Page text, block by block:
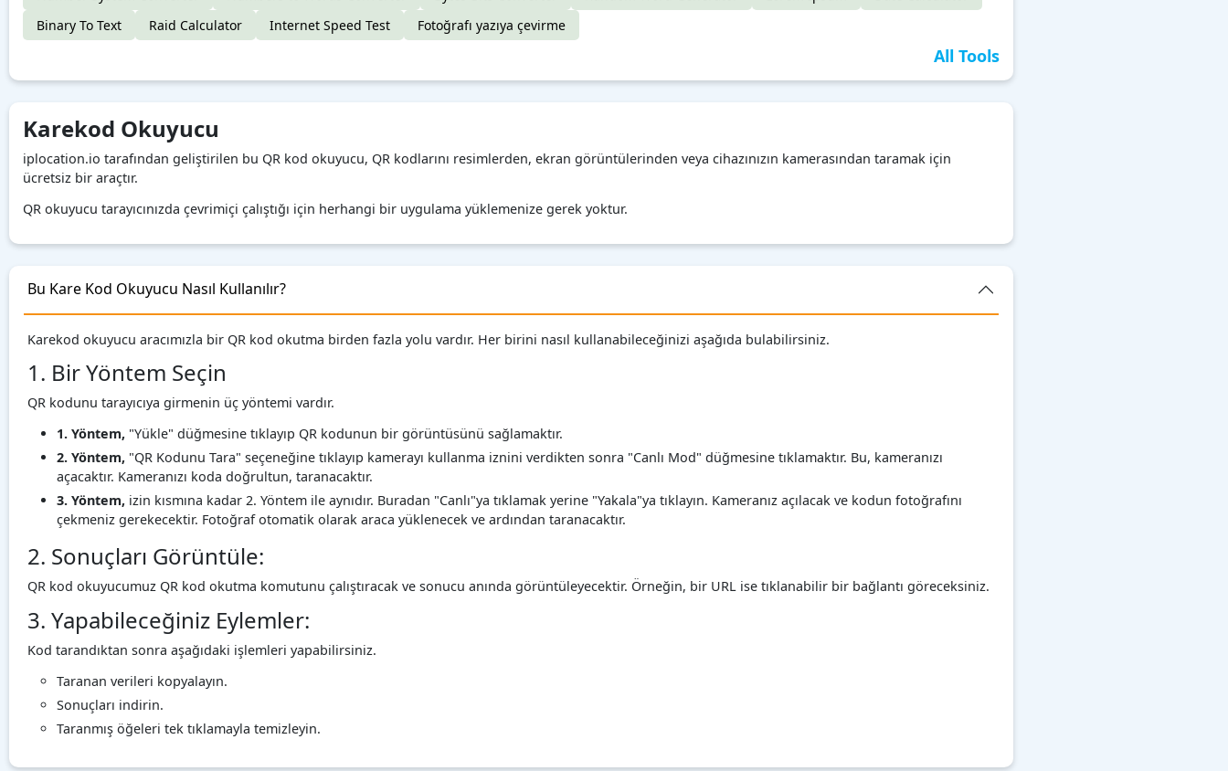
Binary To Text
Raid Calculator Internet Speed Test Fotoğrafı yazıya çevirme
All Tools
Karekod Okuyucu
iplocation.io tarafından geliştirilen bu QR kod okuyucu, QR kodlarını resimlerden, ekran görüntülerinden veya cihazınızın kamerasından taramak için
ücretsiz bir araçtır.
QR okuyucu tarayıcınızda çevrimiçi çalıştığı için herhangi bir uygulama yüklemenize gerek yoktur.
Bu Kare Kod Okuyucu Nasıl Kullanılır?
Karekod okuyucu aracımızla bir QR kod okutma birden fazla yolu vardır. Her birini nasıl kullanabileceğinizi aşağıda bulabilirsiniz.
1. Bir Yöntem Seçin
QR kodunu tarayıcıya girmenin üç yöntemi vardır.
1. Yöntem, "Yükle" düğmesine tıklayıp QR kodunun bir görüntüsünü sağlamaktır.
2. Yöntem, "QR Kodunu Tara" seçeneğine tıklayıp kamerayı kullanma iznini verdikten sonra "Canlı Mod" düğmesine tıklamaktır. Bu, kameranızı
açacaktır. Kameranızı koda doğrultun, taranacaktır.
3. Yöntem, izin kısmına kadar 2. Yöntem ile aynıdır. Buradan "Canlı"ya tıklamak yerine "Yakala"ya tıklayın. Kameranız açılacak ve kodun fotoğrafını
çekmeniz gerekecektir. Fotoğraf otomatik olarak araca yüklenecek ve ardından taranacaktır.
2. Sonuçları Görüntüle:
QR kod okuyucumuz QR kod okutma komutunu çalıştıracak ve sonucu anında görüntüleyecektir. Örneğin, bir URL ise tıklanabilir bir bağlantı göreceksiniz.
3. Yapabileceğiniz Eylemler:
Kod tarandıktan sonra aşağıdaki işlemleri yapabilirsiniz.
Taranan verileri kopyalayın.
Sonuçları indirin.
Taranmış öğeleri tek tıklamayla temizleyin.